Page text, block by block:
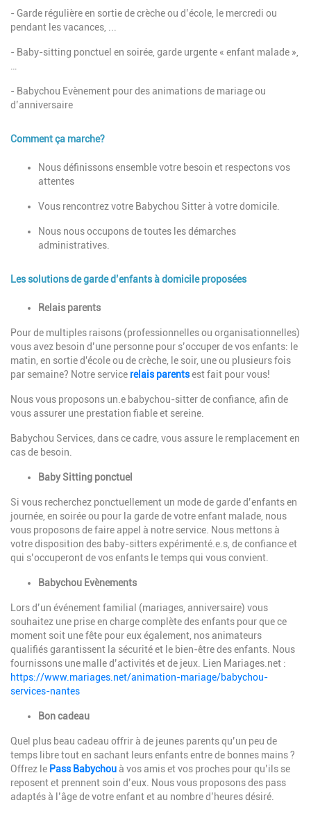
- Garde régulière en sortie de crèche ou d’école, le mercredi ou
pendant les vacances, ...
- Baby-sitting ponctuel en soirée, garde urgente « enfant malade »,
- Babychou Evènement pour des animations de mariage ou
d’anniversaire
Comment ça marche?
DescriptionNous définissons ensemble votre besoin et respectons vos
attentes
Vous rencontrez votre Babychou Sitter à votre domicile.
Nous nous occupons de toutes les démarches
administratives.
Les solutions de garde d’enfants à domicile proposées
DescriptionRelais parents
Pour de multiples raisons (professionnelles ou organisationnelles)
vous avez besoin d’une personne pour s’occuper de vos enfants: le
matin, en sortie d'école ou de crèche, le soir, une ou plusieurs fois
par semaine? Notre service relais parentsest fait pour vous!
Nous vous proposons un.e babychou-sitter de confiance, afin de
vous assurer une prestation fiable et sereine.
Babychou Services, dans ce cadre, vous assure le remplacement en
cas de besoin.
Baby Sitting ponctuel
Si vous recherchez ponctuellement un mode de garde d’enfants en
journée, en soirée ou pour la garde de votre enfant malade, nous
vous proposons defaire appel à notre service. Nous mettons à
votre disposition des baby-sitters expérimenté.e.s, de confiance et
qui s’occuperont de vos enfants le temps qui vous convient.
Babychou Evènements
Lors d’un événement familial (mariages, anniversaire) vous
souhaitez une prise en charge complète des enfants pour que ce
moment soit une fête pour eux également, nos animateurs
qualifiés garantissent la sécurité et le bien-être des enfants. Nous
fournissons une malle d’activités et de jeux. Lien Mariages.net :
https://www.mariages.net/animation-mariage/babychou-
services-nantes
Bon cadeau
Quel plus beau cadeau offrir à de jeunes parents qu’un peu de
temps libre tout en sachant leurs enfants entre de bonnes mains ?
Offrez le Pass Babychouà vos amis et vos proches pour qu’ils se
reposent et prennent soin d’eux. Nous vous proposons des pass
adaptés à l’âge de votre enfant et au nombre d’heures désiré.